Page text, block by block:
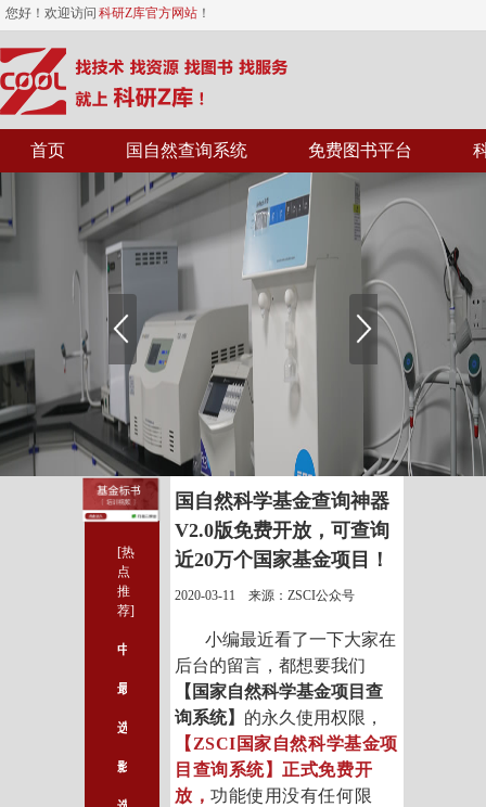
您好！欢迎访问 科研Z库官方网站 ！
首页 国自然查询系统 免费图书平台
[热
点
推
荐]
国自然科学基金查询神器
V2.0版免费开放，可查询
近20万个国家基金项目！
2020-03-11 来源：ZSCI公众号
小编最近看了一下大家在
后台的留言，都想要我们
【国家自然科学基金项目查
询系统】 的永久使用权限，
【 ZSCI国家自然科学基金项
目查询系统】正式免费开
放，功能使用没有任何限